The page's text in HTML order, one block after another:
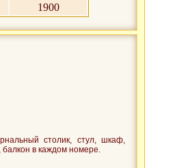
1900
столик, стул, шкаф,
в каждом номере.